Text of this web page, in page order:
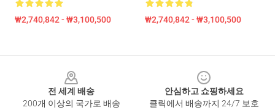
₩2,740,842 - ₩3,100,500 ₩2,740,842 - ₩3,100,500
전 세계 배송
200개 이상의 국가로 배송
안심하고 쇼핑하세요
클릭에서 배송까지 24/7 보호